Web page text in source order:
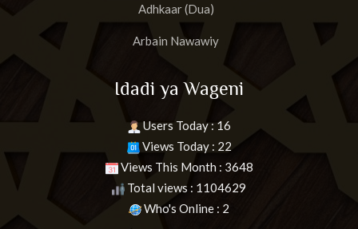
Adhkaar (Dua)
Arbain Nawawiy
Idadi ya Wageni
Users Today : 16
Views Today : 22
Views This Month : 3648
Total views : 1104629
Who's Online : 2